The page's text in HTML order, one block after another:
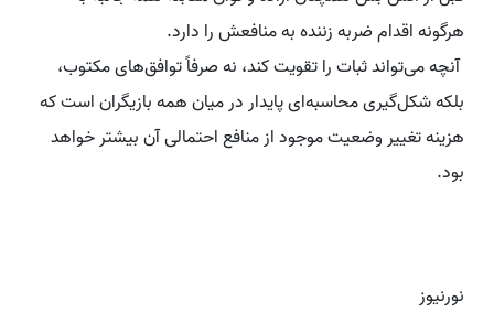
هرگونه اقدام ضربه زننده به منافعش را دارد.
آنچه می‌تواند ثبات را تقویت کند، نه صرفاً توافق‌های مکتوب،
بلکه شکل‌گیری محاسبه‌ای پایدار در میان همه بازیگران است که
هزینه تغییر وضعیت موجود از منافع احتمالی آن بیشتر خواهد
بود.
نورنیوز